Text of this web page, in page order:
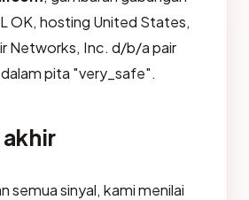
OK, hosting United States,
Networks, Inc. d/b/a pair
pita "very_safe".
semua sinyal, kami menilai